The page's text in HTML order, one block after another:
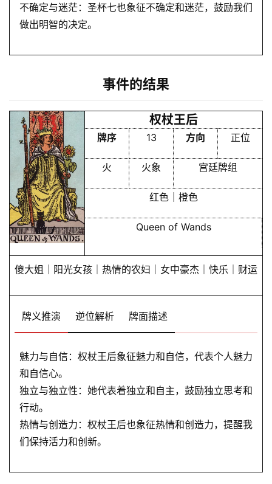
不确定与迷茫：圣杯七也象征不确定和迷茫，鼓励我们
做出明智的决定。
事件的结果
权杖王后
牌序 13 方向 正位
火 火象 宫廷牌组
红色｜橙色
Queen of Wands
傻大姐｜阳光女孩｜热情的农妇｜女中豪杰｜快乐｜财运
牌义推演 逆位解析 牌面描述
魅力与自信：权杖王后象征魅力和自信，代表个人魅力
和自信心。
独立与独立性：她代表着独立和自主，鼓励独立思考和
行动。
热情与创造力：权杖王后也象征热情和创造力，提醒我
们保持活力和创新。